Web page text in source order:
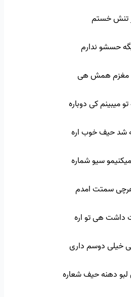
تنش خستم
حسشو ندارم
مغزم همش هی
میبینم کی دوباره
شد حیف خوب اره
سیو شماره
سمتت امدم
داشت هی تو اره
خیلی دوسم داری
دهنه حیف شعاره